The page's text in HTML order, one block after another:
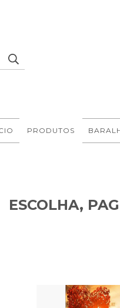
PRODUTOS
ESCOLHA,